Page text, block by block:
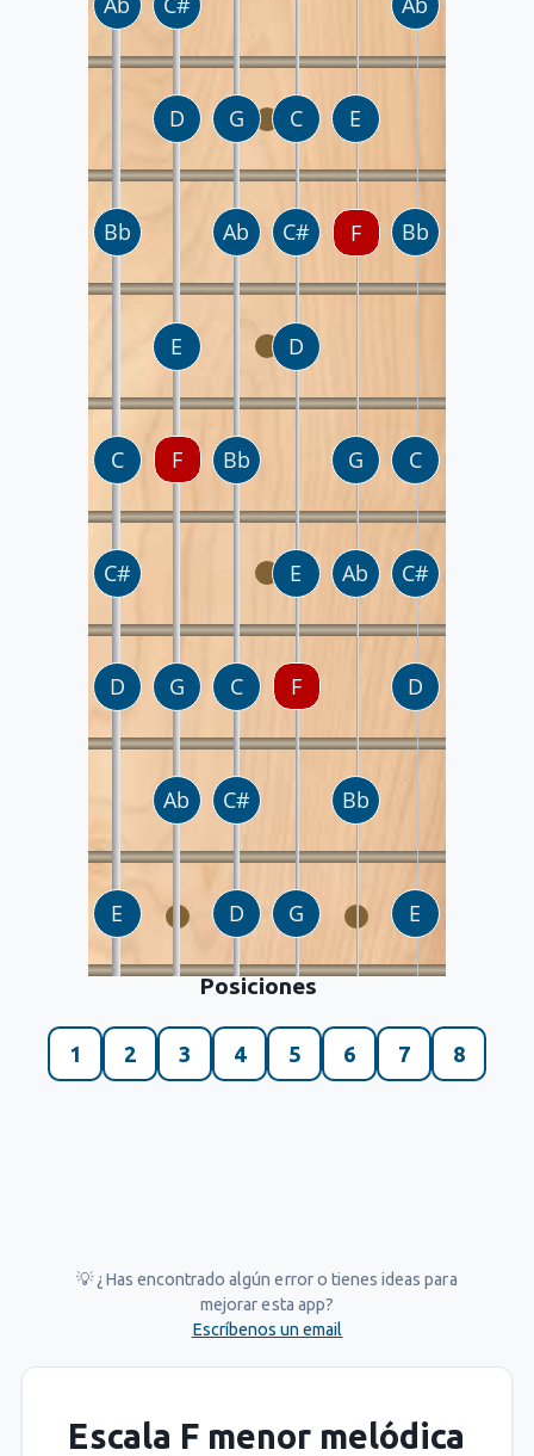
Posiciones
1 2 3 4 5 6 7 8
💡 ¿Has encontrado algún error o tienes ideas para
mejorar esta app?
Escríbenos un email
Escala F menor melódica